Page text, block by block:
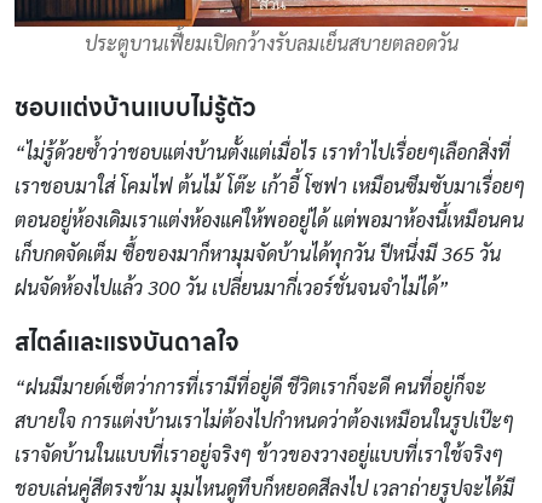
ประตูบานเฟี้ยมเปิดกว้างรับลมเย็นสบายตลอดวัน
ชอบแต่งบ้านแบบไม่รู้ตัว
“ไม่รู้ด้วยซ้ำว่าชอบแต่งบ้านตั้งแต่เมื่อไร เราทำไปเรื่อยๆเลือกสิ่งที่
เราชอบมาใส่ โคมไฟ ต้นไม้ โต๊ะ เก้าอี้ โซฟา เหมือนซึมซับมาเรื่อยๆ
ตอนอยู่ห้องเดิมเราแต่งห้องแค่ให้พออยู่ได้ แต่พอมาห้องนี้เหมือนคน
เก็บกดจัดเต็ม ซื้อของมาก็หามุมจัดบ้านได้ทุกวัน ปีหนึ่งมี 365 วัน
ฝนจัดห้องไปแล้ว 300 วัน เปลี่ยนมากี่เวอร์ชั่นจนจำไม่ได้”
สไตล์และแรงบันดาลใจ
“ฝนมีมายด์เซ็ตว่าการที่เรามีที่อยู่ดี ชีวิตเราก็จะดี คนที่อยู่ก็จะ
สบายใจ การแต่งบ้านเราไม่ต้องไปกำหนดว่าต้องเหมือนในรูปเป๊ะๆ
เราจัดบ้านในแบบที่เราอยู่จริงๆ ข้าวของวางอยู่แบบที่เราใช้จริงๆ
ชอบเล่นคู่สีตรงข้าม มุมไหนดูทึบก็หยอดสีลงไป เวลาถ่ายรูปจะได้มี